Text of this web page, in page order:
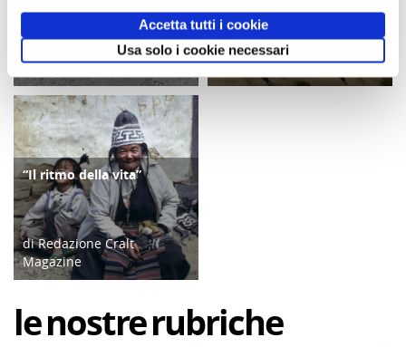
Accetta tutti i cookie
Usa solo i cookie necessari
di Redazione Cralt
Magazine
07/08/26
di Redazione Cralt
Magazine
CULTURA/ARTE
“Il ritmo della vita”
di Redazione Cralt
Magazine
lenostrerubriche